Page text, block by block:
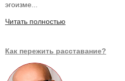
эгоизме...
Читать полностью
Как пережить расставание?